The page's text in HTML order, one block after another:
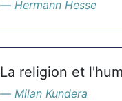
Hermann Hesse
La religion et
Milan Kundera